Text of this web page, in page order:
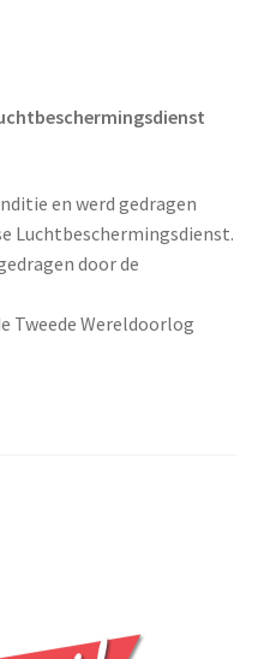
en werd gedragen
Luchtbeschermingsdienst.
door de
Tweede Wereldoorlog